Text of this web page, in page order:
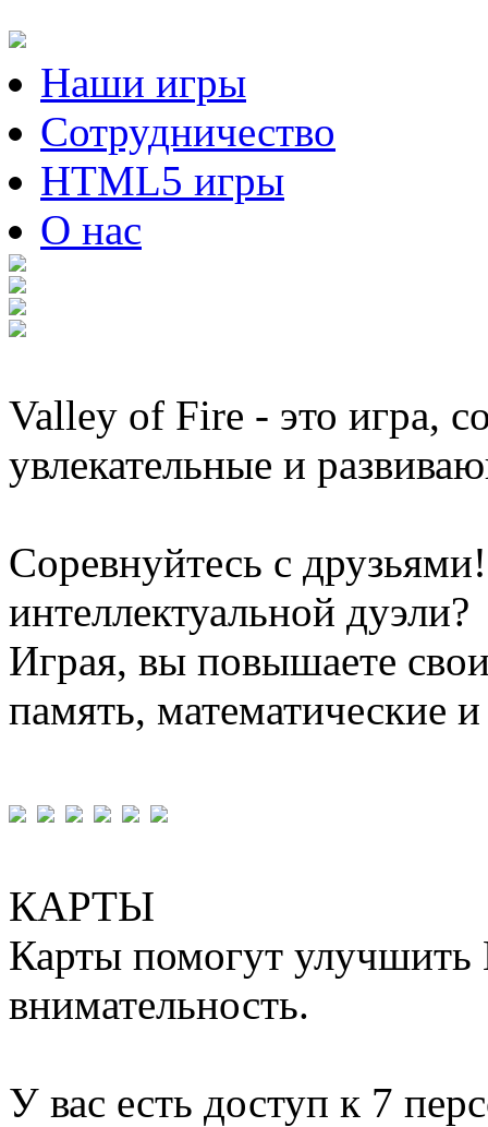
Наши игры
Сотрудничество
HTML5 игры
О нас
Valley of Fire - это игра,
увлекательные и
Соревнуйтесь с
интеллектуальной дуэли?
Играя, вы повышаете
память, математические
КАРТЫ
Карты помогут
внимательность.
У вас есть доступ к 7